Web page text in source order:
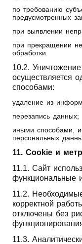
по требованию
предусмотренных
при выявлении
при прекращении
обработки.
10.2.
осуществляется
способами:
удаление из
перезапись данных;
иными способами,
персональных
11. Cookie и
11.1. Сайт
функциональные
11.2.
корректной
отключены без
11.3.